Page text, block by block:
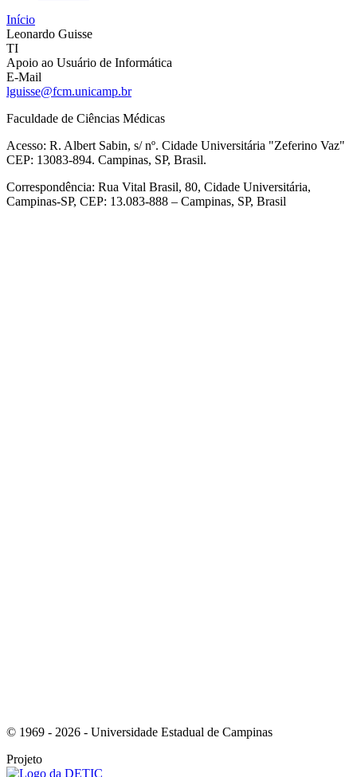
Início
Leonardo Guisse
TI
Apoio ao Usuário de Informática
E-Mail
lguisse@fcm.unicamp.br
Faculdade de Ciências Médicas
Acesso: R. Albert Sabin, s/ nº. Cidade Universitária "Zeferino Vaz"
CEP: 13083-894. Campinas, SP, Brasil.
Correspondência: Rua Vital Brasil, 80, Cidade Universitária,
Campinas-SP, CEP: 13.083-888 – Campinas, SP, Brasil
© 1969 - 2026 - Universidade Estadual de Campinas
Projeto